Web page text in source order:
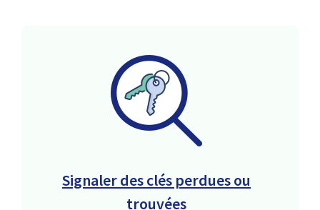
Signaler des clés perdues ou
trouvées